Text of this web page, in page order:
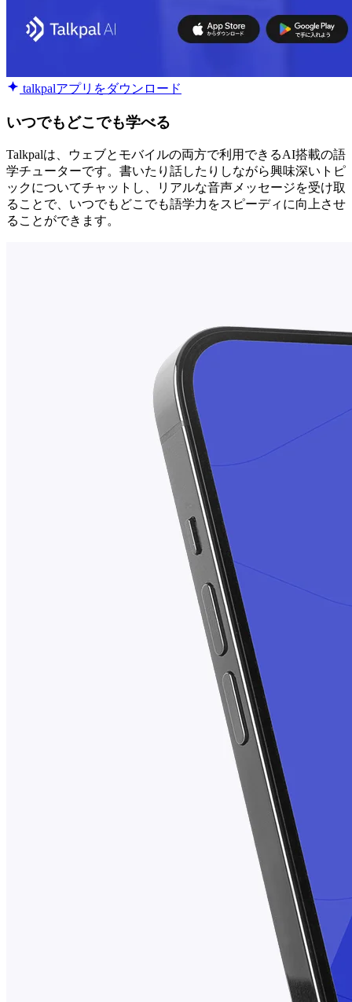
talkpalアプリをダウンロード
いつでもどこでも学べる
Talkpalは、ウェブとモバイルの両方で利用できるAI搭載の語
学チューターです。書いたり話したりしながら興味深いトピ
ックについてチャットし、リアルな音声メッセージを受け取
ることで、いつでもどこでも語学力をスピーディに向上させ
ることができます。